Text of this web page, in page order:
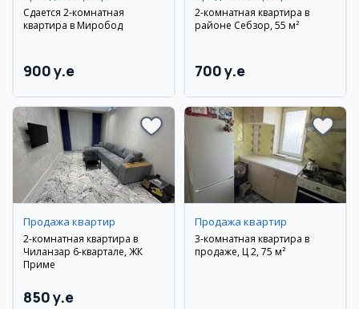
Сдается 2-комнатная
квартира в Миробод
900 y.e
2-комнатная квартира в
районе Себзор, 55 м²
700 y.e
Продажа квартир
2-комнатная квартира в
Чиланзар 6-квартале, ЖК
Приме
850 y.e
Продажа квартир
3-комнатная квартира в
продаже, Ц 2, 75 м²